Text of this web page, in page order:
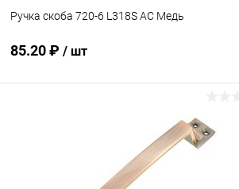
Ручка скоба 720-6 L318S AC Медь
85.20 ₽ / шт